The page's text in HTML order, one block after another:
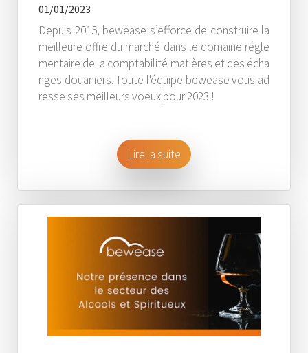
01/01/2023
Depuis 2015, bewease s’efforce de construire la
meilleure offre du marché dans le domaine régle
mentaire de la comptabilité matières et des écha
nges douaniers. Toute l'équipe bewease vous ad
resse ses meilleurs voeux pour 2023 !
Lire la suite